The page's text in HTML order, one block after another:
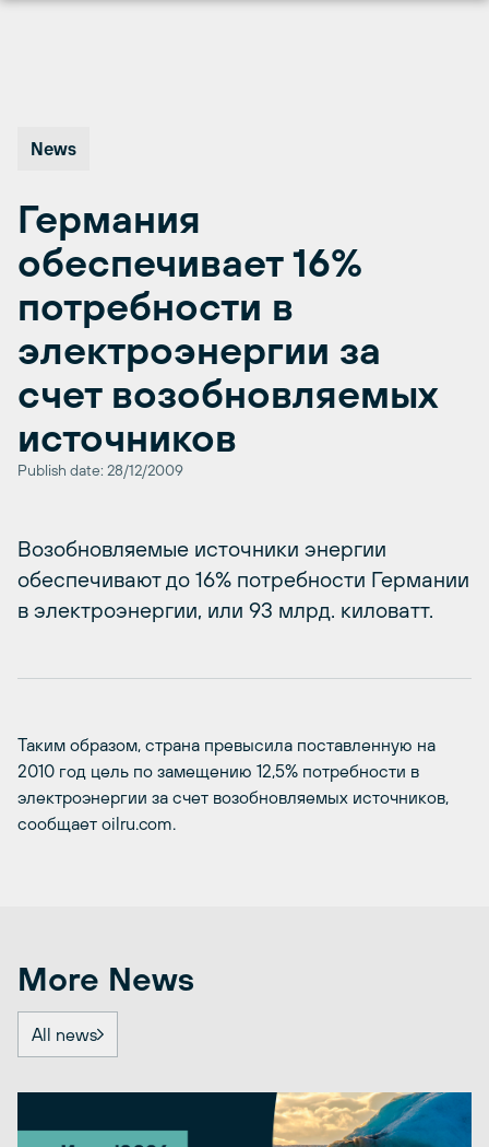
News
Германия
обеспечивает 16%
потребности в
электроэнергии за
счет возобновляемых
источников
Publish date: 28/12/2009
Возобновляемые источники энергии
обеспечивают до 16% потребности Германии
в электроэнергии, или 93 млрд. киловатт.
Таким образом, страна превысила поставленную на
2010 год цель по замещению 12,5% потребности в
электроэнергии за счет возобновляемых источников,
сообщает oilru.com.
More News
All news